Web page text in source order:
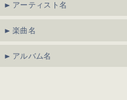
アーティスト名
楽曲名
アルバム名